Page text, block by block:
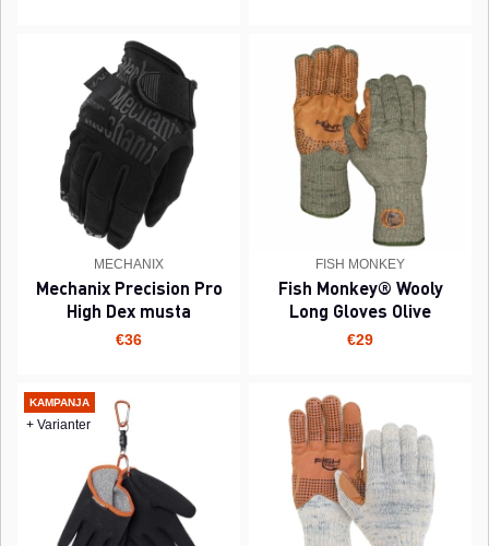
MECHANIX
Mechanix Precision Pro
High Dex musta
€36
FISH MONKEY
Fish Monkey® Wooly
Long Gloves Olive
€29
KAMPANJA
+ Varianter